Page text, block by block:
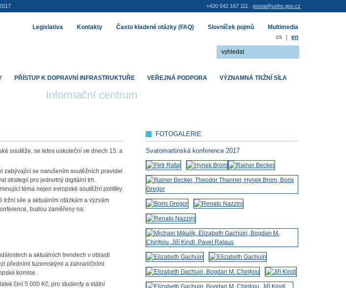
Informační centrum
soutěže, se letos uskuteční ve dnech 15. a
zabývající se narušením soutěžních pravidel
strategií pro jednotný digitální trh.
téma nejen evropské soutěžní politiky.
síle a aktuálním otázkám a výzvám
budou zaměřeny na:
a aktuálních trendech v oblasti
předními tuzemskými a zahraničními
komise.
činí 5 000 Kč, pro studenty a státní
FOTOGALERIE
Svatomartinská konference 2017
PŘÍSTUP K DOPRAVNÍ INFRASTRUKTUŘE VEŘEJNÁ PODPORA VÝZNAMNÁ TRŽNÍ SÍLA
Legislativa Kontakty Často kladené otázky (FAQ) Slovníček pojmů
Multimedia
cs
| en
+420 542 167 111 · posta@uohs.gov.cz